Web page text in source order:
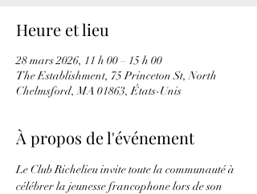
Heure et lieu
28 mars 2026, 11 h 00 – 15 h 00
The Establishment, 75 Princeton St, North
Chelmsford, MA 01863, États-Unis
À propos de l'événement
Le Club Richelieu invite toute la communauté à
célébrer la jeunesse francophone lors de son